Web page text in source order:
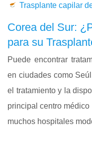
Trasplante capilar
Corea del Sur:
para su
Puede encontrar
en ciudades como
el tratamiento y la
principal centro
muchos hospitales